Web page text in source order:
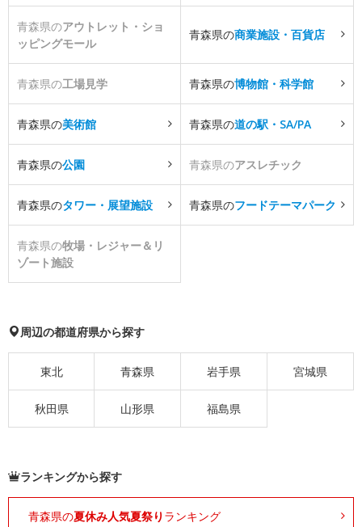
青森県のアウトレット・ショ
ッピングモール
青森県の商業施設・百貨店
青森県の工場見学 青森県の博物館・科学館
青森県の美術館 青森県の道の駅・SA/PA
青森県の公園 青森県のアスレチック
青森県のタワー・展望施設 青森県のフードテーマパーク
青森県の牧場・レジャー＆リ
ゾート施設
周辺の都道府県から探す
東北 青森県 岩手県 宮城県
秋田県 山形県 福島県
ランキングから探す
青森県の夏休み人気夏祭り ランキング